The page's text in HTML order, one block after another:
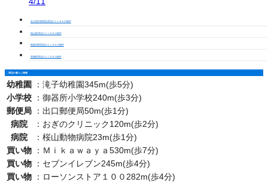
名古屋市昭和区周辺の１ＬＤＫの物件
桜山駅周辺の１ＬＤＫの物件
御器所駅周辺の１ＬＤＫの物件
荒畑駅周辺の１ＬＤＫの物件
周辺の暮らし情報
幼稚園 ： 滝子幼稚園345m(歩5分)
小学校
： 御器所小学校240m(歩3分)
郵便局
： 出口郵便局50m(歩1分)
病院
： おぎのクリニック120m(歩2分)
病院
： 桜山動物病院23m(歩1分)
買い物
： Ｍｉｋａｗａｙａ530m(歩7分)
買い物
： セブンイレブン245m(歩4分)
買い物
： ローソンストア１００282m(歩4分)